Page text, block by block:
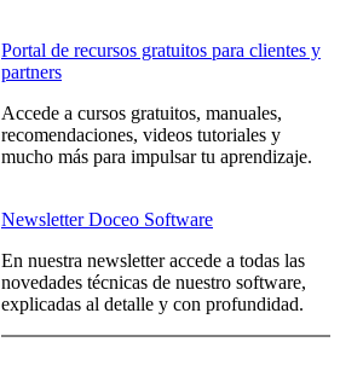
Portal de recursos gratuitos para clientes y
partners
Accede a cursos gratuitos, manuales,
recomendaciones, videos tutoriales y
mucho más para impulsar tu aprendizaje.
Newsletter Doceo Software
En nuestra newsletter accede a todas las
novedades técnicas de nuestro software,
explicadas al detalle y con profundidad.